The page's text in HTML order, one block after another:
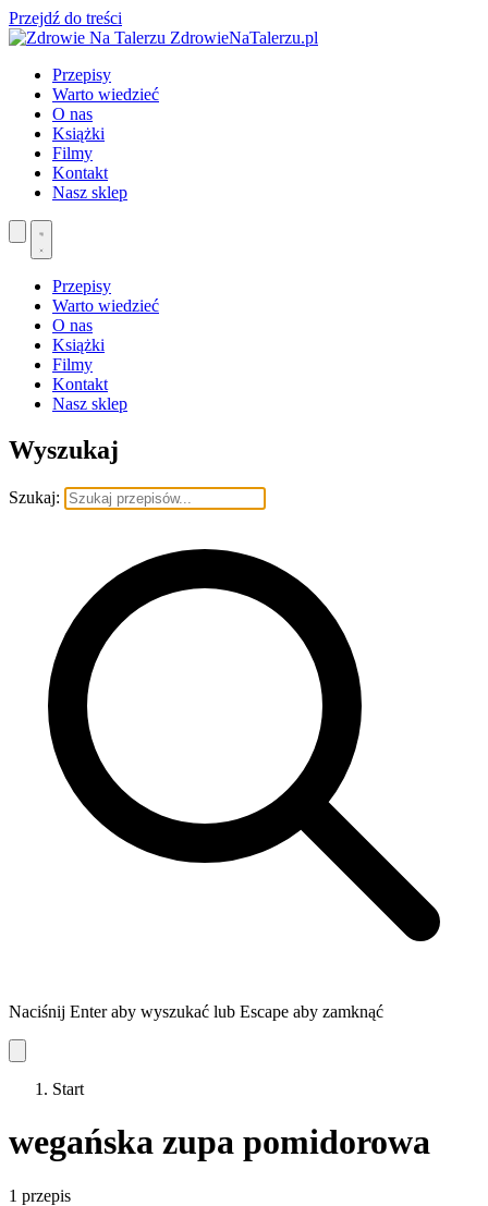
Przejdź do treści
ZdrowieNaTalerzu.pl
Przepisy
Warto wiedzieć
O nas
Książki
Filmy
Kontakt
Nasz sklep
Przepisy
Warto wiedzieć
O nas
Książki
Filmy
Kontakt
Nasz sklep
Wyszukaj
Szukaj:
Naciśnij Enter aby wyszukać lub Escape aby zamknąć
Start
wegańska zupa pomidorowa
1 przepis